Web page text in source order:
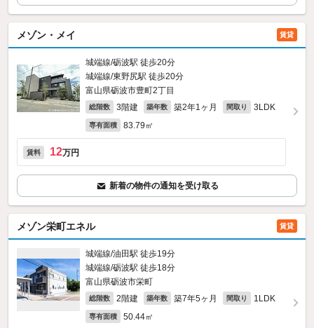
メゾン・メイ 賃貸
城端線/砺波駅 徒歩20分
城端線/東野尻駅 徒歩20分
富山県砺波市豊町2丁目
総階数 3階建 築年数 築2年1ヶ月 間取り 3LDK
専有面積 83.79㎡
賃料 12万円
新着の物件の通知を受け取る
メゾン栄町エネル 賃貸
城端線/油田駅 徒歩19分
城端線/砺波駅 徒歩18分
富山県砺波市栄町
総階数 2階建 築年数 築7年5ヶ月 間取り 1LDK
専有面積 50.44㎡